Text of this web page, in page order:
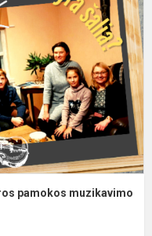
pamokos muzikavimo